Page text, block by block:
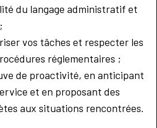
du langage administratif et
vos tâches et respecter les
réglementaires ;
de proactivité, en anticipant
et en proposant des
aux situations rencontrées.